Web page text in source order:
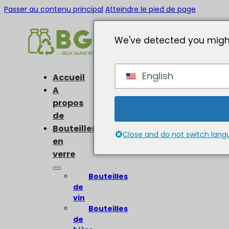
Passer au contenu principal Atteindre le pied de page
Accueil
A
propos
de
Bouteilles
en
verre
Bouteilles
de
vin
Bouteilles
de
We've detected you
English
Close and do not switch